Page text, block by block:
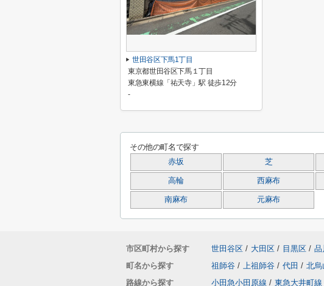
世田谷区下馬1丁目
東京都世田谷区下馬１丁目
東急東横線「祐天寺」駅 徒歩12分
-
その他の町名で探す
赤坂 芝
高輪 西麻布
南麻布 元麻布
市区町村から探す 世田谷区 / 大田区 / 目黒区 / 品
町名から探す
祖師谷 / 上祖師谷 / 代田 / 北烏
路線から探す
小田急小田原線 / 東急大井町線